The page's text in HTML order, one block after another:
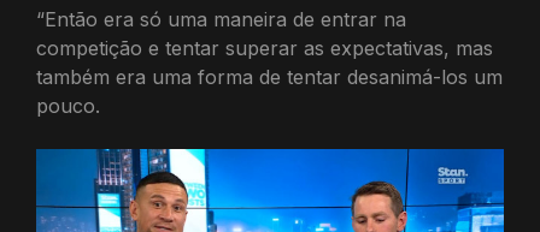
“Então era só uma maneira de entrar na
competição e tentar superar as expectativas, mas
também era uma forma de tentar desanimá-los um
pouco.